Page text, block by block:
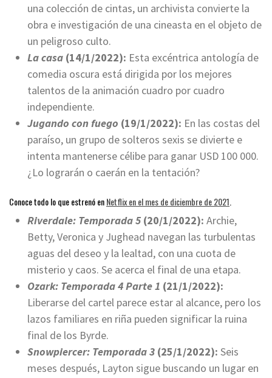
una colección de cintas, un archivista convierte la
obra e investigación de una cineasta en el objeto de
un peligroso culto.
La casa (14/1/2022): Esta excéntrica antología de
comedia oscura está dirigida por los mejores
talentos de la animación cuadro por cuadro
independiente.
Jugando con fuego (19/1/2022): En las costas del
paraíso, un grupo de solteros sexis se divierte e
intenta mantenerse célibe para ganar USD 100 000.
¿Lo lograrán o caerán en la tentación?
Conoce todo lo que estrenó enNetflix en el mes de diciembre de 2021
Riverdale: Temporada 5 (20/1/2022): Archie,
Betty, Veronica y Jughead navegan las turbulentas
aguas del deseo y la lealtad, con una cuota de
misterio y caos. Se acerca el final de una etapa.
Ozark: Temporada 4 Parte 1 (21/1/2022):
Liberarse del cartel parece estar al alcance, pero los
lazos familiares en riña pueden significar la ruina
final de los Byrde.
Snowpiercer: Temporada 3 (25/1/2022): Seis
meses después, Layton sigue buscando un lugar en